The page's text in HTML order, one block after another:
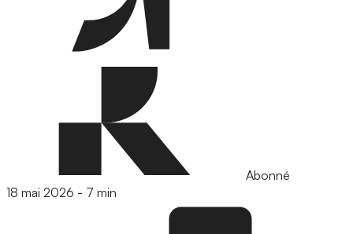
Abonné
18 mai 2026 - 7 min